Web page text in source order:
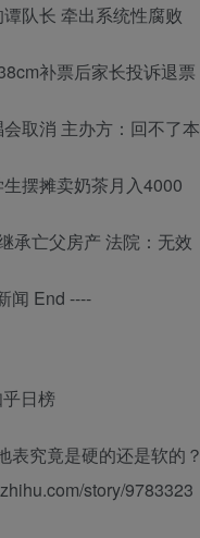
队长 牵出系统性腐败
补票后家长投诉退票
取消 主办方：回不了本
摆摊卖奶茶月入4000
承亡父房产 法院：无效
闻 End ----
日榜
表究竟是硬的还是软的？
story/9783323